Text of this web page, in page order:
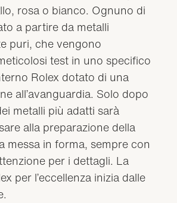
rosa o bianco. Ognuno di
a partire da metalli
puri, che vengono
test in uno specifico
Rolex dotato di una
all’avanguardia. Solo dopo
metalli più adatti sarà
alla preparazione della
messa in forma, sempre con
per i dettagli. La
per l’eccellenza inizia dalle